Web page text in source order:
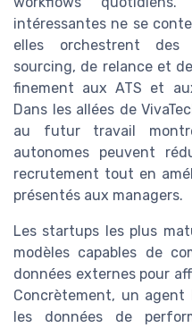
intéressantes ne se
elles orchestrent des
sourcing, de relance et
finement aux ATS et
Dans les allées de
au futur travail
autonomes peuvent
recrutement tout en
présentés aux managers.
Les startups les plus
modèles capables de
données externes pour
Concrètement, un
les données de